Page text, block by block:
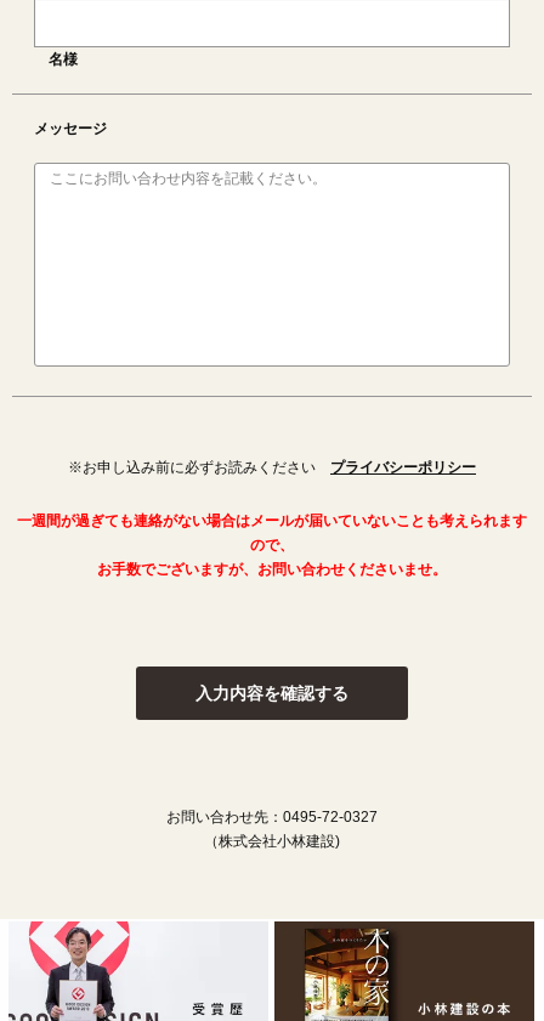
名様
メッセージ
※お申し込み前に必ずお読みください プライバシーポリシー
一週間が過ぎても連絡がない場合はメールが届いていないことも考えられます
ので、
お手数でございますが、お問い合わせくださいませ。
入力内容を確認する
お問い合わせ先：0495-72-0327
（株式会社小林建設)